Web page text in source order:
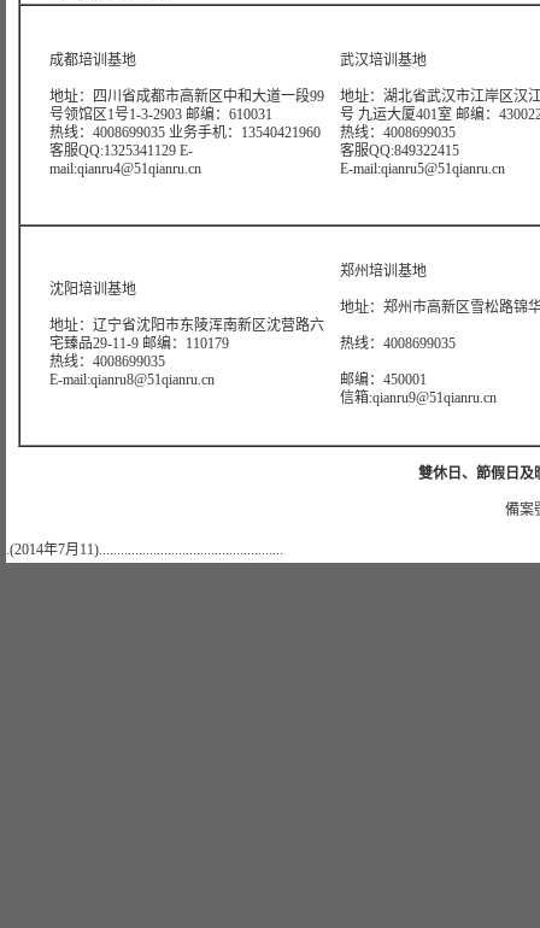
成都培训基地
地址：四川省成都市高新区中和大道一段99
号领馆区1号1-3-2903 邮编：610031
热线：4008699035 业务手机：13540421960
客服QQ:1325341129 E-
mail:qianru4@51qianru.cn
武汉培训基地
地址：湖北省武汉市江岸区汉
号 九运大厦401室 邮编：
热线：4008699035
客服QQ:849322415
E-mail:qianru5@51qianru.cn
沈阳培训基地
地址：辽宁省沈阳市东陵浑南新区沈营路六
宅臻品29-11-9 邮编：110179
热线：4008699035
E-mail:qianru8@51qianru.cn
郑州培训基地
地址：郑州市高新区雪松路锦
热线：4008699035
邮编：450001
信箱:qianru9@51qianru.cn
雙休日、節假日及
備案
.(2014年7月11)...................................................